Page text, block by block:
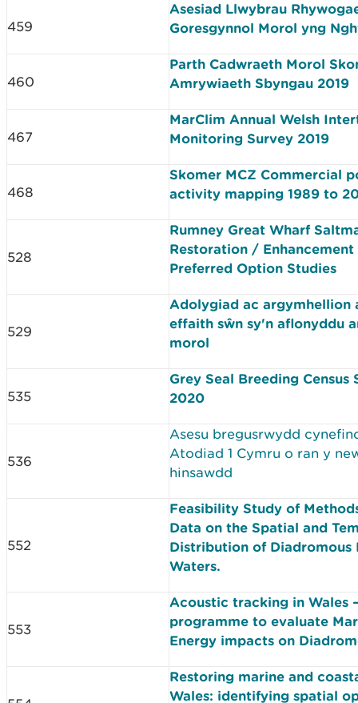
459
Asesiad Llwybrau
Goresgynnol Morol yng
460
Parth Cadwraeth Morol
Amrywiaeth Sbyngau 2019
467
MarClim Annual Welsh
Monitoring Survey 2019
468
Skomer MCZ Commercial
activity mapping 1989 to
528
Rumney Great Wharf
Restoration /
Preferred Option Studies
529
Adolygiad ac argymhellion
effaith sŵn sy'n aflonyddu
morol
535
Grey Seal Breeding Census
2020
536
Asesu bregusrwydd
Atodiad 1 Cymru o ran y
hinsawdd
552
Feasibility Study of
Data on the Spatial and
Distribution of Diadromous
Waters.
553
Acoustic tracking in Wales
programme to evaluate
Energy impacts on
Restoring marine and
Wales: identifying spatial